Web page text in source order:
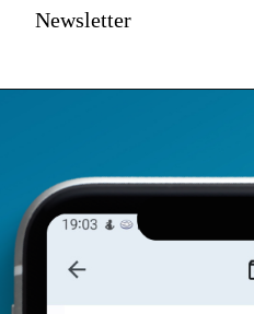
Newsletter